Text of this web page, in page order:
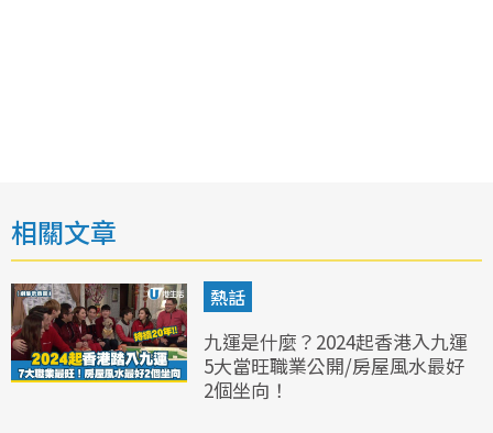
相關文章
熱話
九運是什麼？2024起香港入九運
5大當旺職業公開/房屋風水最好
2個坐向！